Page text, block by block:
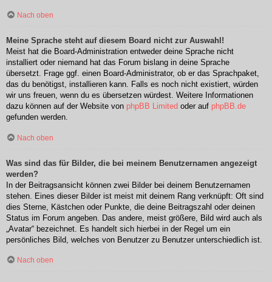
Nach oben
Meine Sprache steht auf diesem Board nicht zur Auswahl!
Meist hat die Board-Administration entweder deine Sprache nicht
installiert oder niemand hat das Forum bislang in deine Sprache
übersetzt. Frage ggf. einen Board-Administrator, ob er das Sprachpaket,
das du benötigst, installieren kann. Falls es noch nicht existiert, würden
wir uns freuen, wenn du es übersetzen würdest. Weitere Informationen
dazu können auf der Website von phpBB Limited oder auf phpBB.de
gefunden werden.
Nach oben
Was sind das für Bilder, die bei meinem Benutzernamen angezeigt
werden?
In der Beitragsansicht können zwei Bilder bei deinem Benutzernamen
stehen. Eines dieser Bilder ist meist mit deinem Rang verknüpft: Oft sind
dies Sterne, Kästchen oder Punkte, die deine Beitragszahl oder deinen
Status im Forum angeben. Das andere, meist größere, Bild wird auch als
„Avatar“ bezeichnet. Es handelt sich hierbei in der Regel um ein
persönliches Bild, welches von Benutzer zu Benutzer unterschiedlich ist.
Nach oben